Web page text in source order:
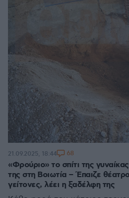
«Φρούριο» το σπίτι της
της στη Βοιωτία – Έπαιζε
γείτονες, λέει η ξαδέλφη της
21.09.2025, 18:44 68